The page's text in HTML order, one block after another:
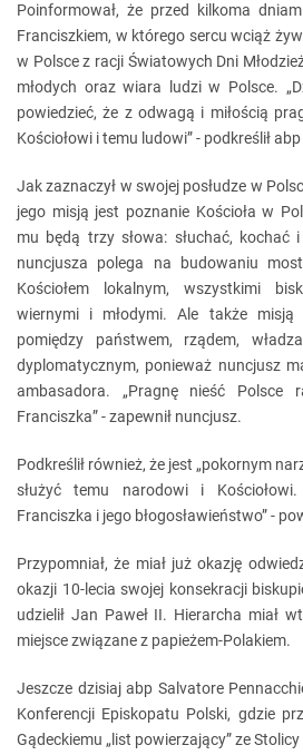
Poinformował, że przed kilkoma
Franciszkiem, w którego sercu wciąż
w Polsce z racji Światowych Dni
młodych oraz wiara ludzi w Polsce.
powiedzieć, że z odwagą i miłością
Kościołowi i temu ludowi” - podkreślił
Jak zaznaczył w swojej posłudze w
jego misją jest poznanie Kościoła w
mu będą trzy słowa: słuchać, kochać
nuncjusza polega na budowaniu
Kościołem lokalnym, wszystkimi
wiernymi i młodymi. Ale także misją
pomiędzy państwem, rządem,
dyplomatycznym, ponieważ nuncjusz
ambasadora. „Pragnę nieść Polsce
Franciszka” - zapewnił nuncjusz.
Podkreślił również, że jest „pokornym
służyć temu narodowi i
Franciszka i jego błogosławieństwo” -
Przypomniał, że miał już okazję
okazji 10-lecia swojej konsekracji
udzielił Jan Paweł II. Hierarcha miał
miejsce związane z papieżem-Polakiem.
Jeszcze dzisiaj abp Salvatore
Konferencji Episkopatu Polski, gdzie
Gądeckiemu „list powierzający” ze